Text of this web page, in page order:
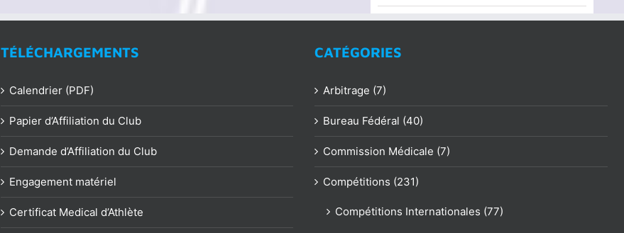
TÉLÉCHARGEMENTS
Calendrier (PDF)
Papier d’Affiliation du Club
Demande d’Affiliation du Club
Engagement matériel
Certificat Medical d’Athlète
CATÉGORIES
Arbitrage (7)
Bureau Fédéral (40)
Commission Médicale (7)
Compétitions (231)
Compétitions Internationales (77)